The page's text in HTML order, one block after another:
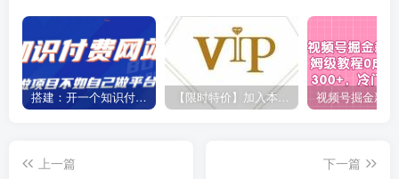
搭建：开一个知识付费资源网站，24小时全自动赚钱！ 【限时特价】加入本站VIP会员，海量最新各大团队网赚内部教程全免费，每天持续更新！
上一篇
下一篇